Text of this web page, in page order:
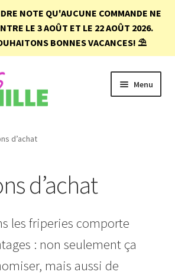
NOTE QU'AUCUNE COMMANDE NE
LE 3 AOÛT ET LE 22 AOÛT 2026.
BONNES VACANCES! ⛱️
Menu
d’achat
d’achat
les friperies comporte
: non seulement ça
mais aussi de